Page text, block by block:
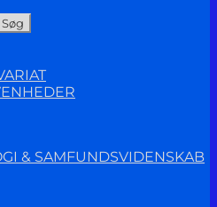
Søg
& SAMFUNDSVIDENSKAB